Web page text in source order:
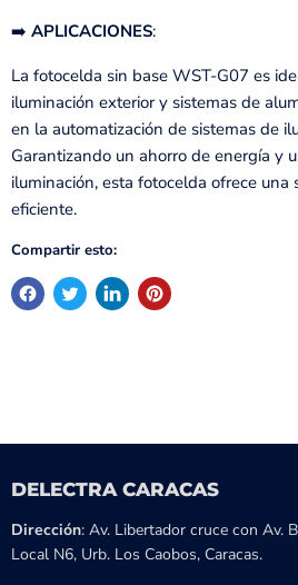
➡️ APLICACIONES:
La fotocelda sin base WST-G07 es
iluminación exterior y sistemas de
en la automatización de sistemas de
Garantizando un ahorro de energía y
iluminación, esta fotocelda ofrece una
eficiente.
Compartir esto:
DELECTRA CARACAS
Dirección: Av. Libertador cruce con Av.
Local N6, Urb. Los Caobos, Caracas.